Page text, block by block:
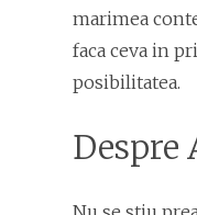
marimea
faca ceva in
posibilitatea.
Despre